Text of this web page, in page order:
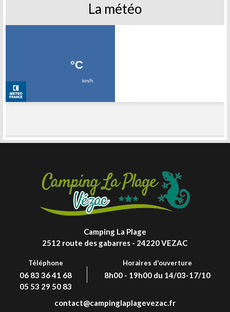
La météo
Camping La Plage
2512 route des gabarres - 24220 VEZAC
Téléphone
06 83 36 41 68
05 53 29 50 83
Horaires d'ouverture
8h00 - 19h00 du 14/03-17/10
contact@campinglaplagevezac.fr